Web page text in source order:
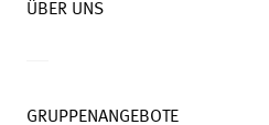
ÜBER UNS
GRUPPENANGEBOTE